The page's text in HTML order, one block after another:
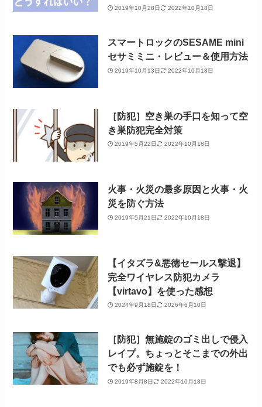
2019年10月28日 2022年10月18日
スマートロックのSESAME mini
セサミミニ・レビュー＆使用方法
2019年10月13日 2022年10月18日
［防犯］空き巣の手口を知って空
き巣防犯完全対策
2019年5月22日 2022年10月18日
火事・火災の最多原因と火事・火
災を防ぐ方法
2019年5月21日 2022年10月18日
【イタズラ&悪徳セールス撃退】
完全ワイヤレス防犯カメラ
【virtavo】を使った感想
2024年9月18日 2026年6月10日
［防犯］無施錠のゴミ出しで侵入
レイプ。ちょっとそこまでの外出
でも必ず施錠を！
2019年8月8日 2022年10月18日